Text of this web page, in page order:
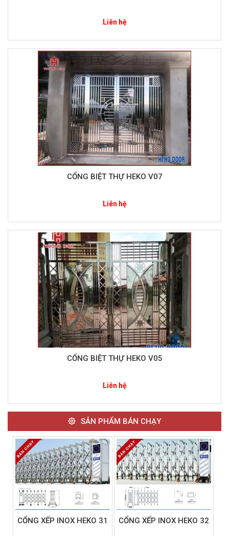
Liên hệ
CỔNG BIỆT THỰ HEKO V07
Liên hệ
CỔNG BIỆT THỰ HEKO V05
Liên hệ
SẢN PHẨM BÁN CHẠY
CỔNG XẾP INOX HEKO 31 CỔNG XẾP INOX HEKO 32